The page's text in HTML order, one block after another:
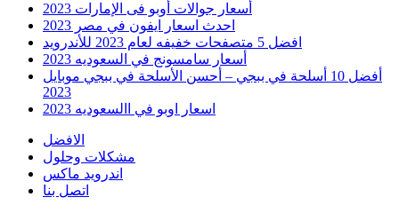
أسعار جوالات أوبو فى الإمارات 2023
احدث اسعار ايفون في مصر 2023
افضل 5 متصفحات خفيفه لعام 2023 للأندرويد
أسعار سامسونج في السعوديه 2023
أفضل 10 أسلحة في ببجي – أحسن الأسلحة في ببجي موبايل
2023
اسعار اوبو في االسعوديه 2023
الافضل
مشكلات وحلول
اندرويد ماكس
اتصل بنا